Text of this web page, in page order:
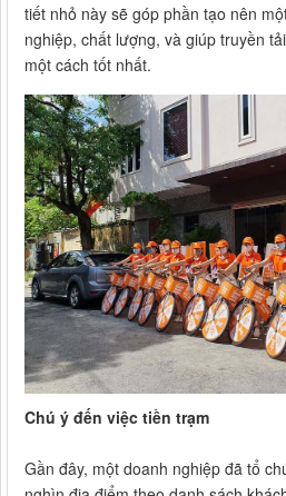
tiết nhỏ này sẽ góp phần tạo nên
nghiệp, chất lượng, và giúp truyền
một cách tốt nhất.
Chú ý đến việc tiền trạm
Gần đây, một doanh nghiệp đã tổ